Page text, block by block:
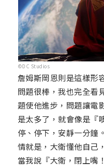
©DC Studios
詹姆斯岡恩則是這樣形
問題很棒，我也完全看
題使他進步，問題讓電
是太多了，就會像是『
停、停下，安靜一分鐘
情就是，大衛懂他自己
當我說『大衛，閉上嘴